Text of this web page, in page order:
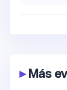
▸Más